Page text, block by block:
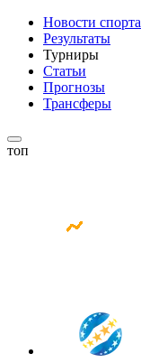
Новости спорта
Результаты
Турниры
Статьи
Прогнозы
Трансферы
топ